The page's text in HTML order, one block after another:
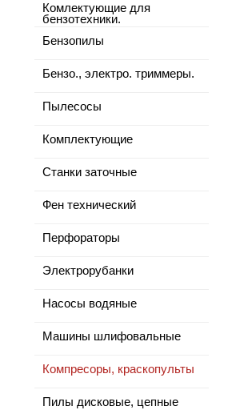
Комлектующие для
бензотехники.
Бензопилы
Бензо., электро. триммеры.
Пылесосы
Комплектующие
Станки заточные
Фен технический
Перфораторы
Электрорубанки
Насосы водяные
Машины шлифовальные
Компресоры, краскопульты
Пилы дисковые, цепные